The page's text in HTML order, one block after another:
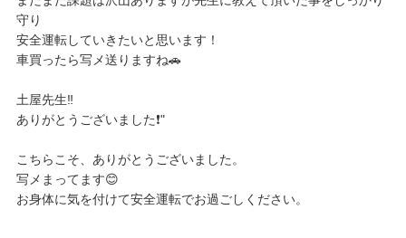
守り
安全運転していきたいと思います！
車買ったら写メ送りますね🚗
土屋先生‼️
ありがとうございました❗️"
こちらこそ、ありがとうございました。
写メまってます😊
お身体に気を付けて安全運転でお過ごしください。